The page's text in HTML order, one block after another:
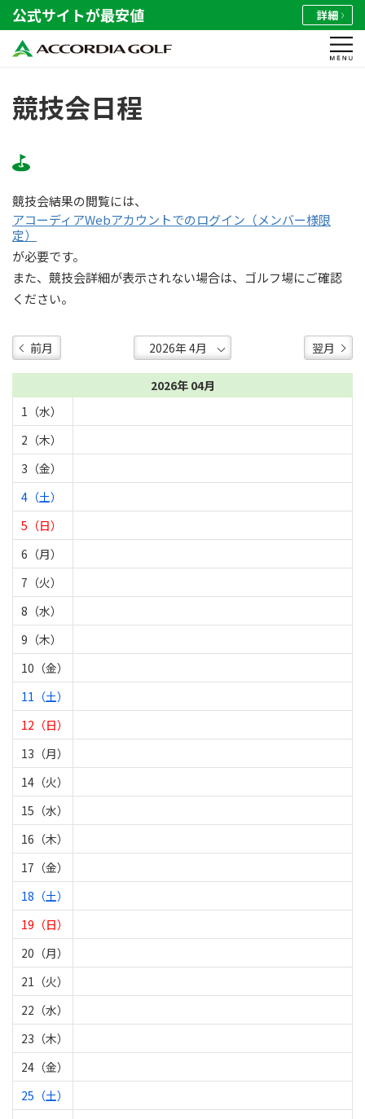
公式サイトが最安値 詳細
競技会日程
競技会結果の閲覧には、
アコーディアWebアカウントでのログイン（メンバー様限
定）
が必要です。
また、競技会詳細が表示されない場合は、ゴルフ場にご確認
ください。
前月 翌月
2026年 04月
1（水）
2（木）
3（金）
4（土）
5（日）
6（月）
7（火）
8（水）
9（木）
10（金）
11（土）
12（日）
13（月）
14（火）
15（水）
16（木）
17（金）
18（土）
19（日）
20（月）
21（火）
22（水）
23（木）
24（金）
25（土）